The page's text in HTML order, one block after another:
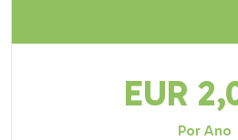
EUR
Por Ano